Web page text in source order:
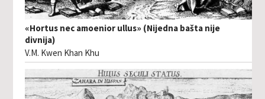
«Hortus nec amoenior ullus» (Nijedna bašta nije
divnija)
V.M. Kwen Khan Khu